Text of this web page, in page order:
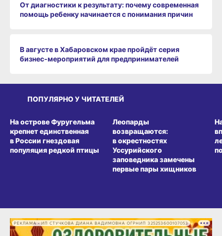
От диагностики к результату: почему современная
помощь ребенку начинается с понимания причин
В августе в Хабаровском крае пройдёт серия
бизнес‑мероприятий для предпринимателей
ПОПУЛЯРНО У ЧИТАТЕЛЕЙ
На острове Фуругельма
крепнет единственная
в России гнездовая
популяция редкой птицы
Леопарды
возвращаются:
в окрестностях
Уссурийского
заповедника замечены
первые пары хищников
РЕКЛАМА • ИП СТУЧКОВА ДИАНА ВАДИМОВНА ОГРНИП 325253600107053